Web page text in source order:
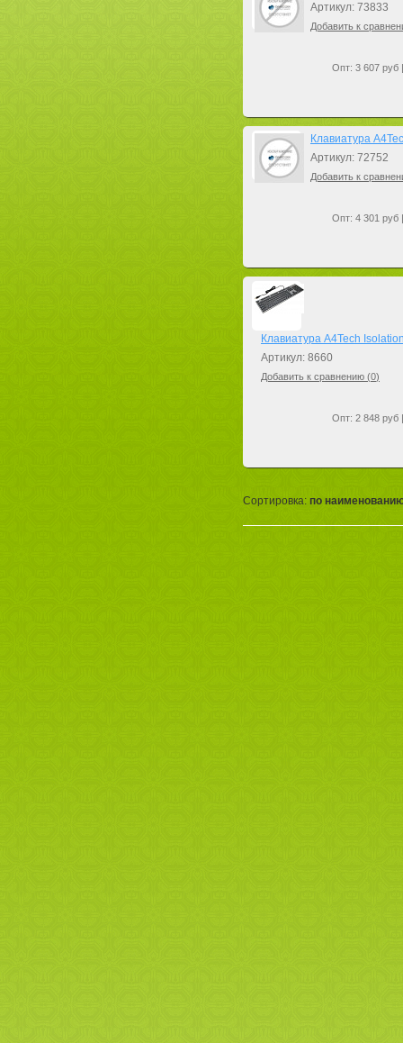
Артикул: 73833
Добавить к
Опт: 3 607 руб
Клавиатура
Артикул: 72752
Добавить к
Опт: 4 301 руб
Клавиатура A4Tech
Артикул: 8660
Добавить к сравнению (0)
Опт: 2 848 руб
Сортировка: по